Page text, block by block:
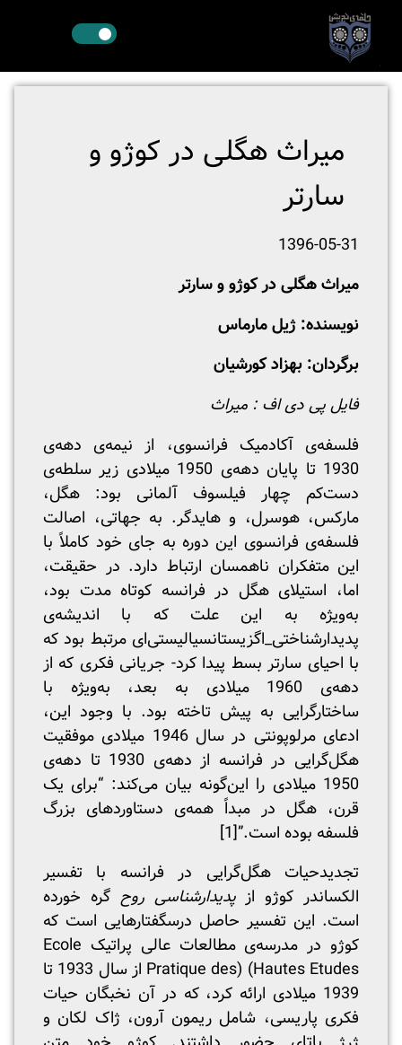
میراث هگلی در کوژو و
سارتر
1396-05-31
میراث هگلی در کوژو و سارتر
نویسنده: ژیل مارماس
برگردان: بهزاد کورشیان
فایل پی دی اف : میراث
فلسفه‌ی آکادمیک فرانسوی، از نیمه‌ی دهه‌ی
1930 تا پایان دهه‌ی 1950 میلادی زیر سلطه‌ی
دست‌‌کم چهار فیلسوف آلمانی بود: هگل،
مارکس، هوسرل، و هایدگر. به جهاتی، اصالت
فلسفه‌ی فرانسوی این دوره به جای خود کاملاً با
این متفکران ناهمسان ارتباط دارد. در حقیقت،
اما، استیلای هگل در فرانسه کوتاه مدت بود،
به‌ویژه به این علت که با اندیشه‌ی
پدیدارشناختی_اگزیستانسیالیستی‌ای مرتبط بود که
با احیای سارتر بسط پیدا کرد- جریانی فکری که از
دهه‌ی 1960 میلادی به بعد، به‌ویژه با
ساختارگرایی به پیش تاخته بود. با وجود این،
ادعای مرلوپونتی در سال 1946 میلادی موفقیت
هگل‌گرایی در فرانسه از دهه‌ی 1930 تا دهه‌ی
1950 میلادی را این‌گونه بیان می‌کند: “برای یک
قرن، هگل در مبداً همه‌ی دستاوردهای بزرگ
فلسفه بوده است.”[1]
تجدیدحیات هگل‌گرایی در فرانسه با تفسیر
الکساندر کوژو ازپدیدارشناسی روحگره خورده
است. این تفسیر حاصل درسگفتارهایی است که
کوژو در مدرسه‌ی مطالعات عالی پراتیک Ecole
Pratique des) (Hautes Etudes از سال 1933 تا
1939 میلادی ارائه کرد، که در آن نخبگان حیات
فکری پاریسی، شامل ریمون آرون، ژاک لکان و